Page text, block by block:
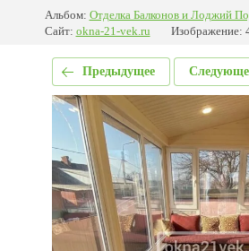
Альбом: Отделка Балконов и Лоджий
Сайт: okna-21-vek.ru Изображение:
Предыдущее